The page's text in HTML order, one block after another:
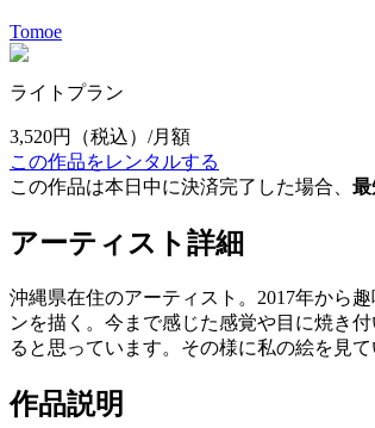
Tomoe
ライトプラン
3,520円
（税込）/月額
この作品をレンタルする
この作品は本日中に決済完了した場合、 最
アーティスト詳細
沖縄県在住のアーティスト。2017年から
ンを描く。今まで感じた感覚や目に焼き
ると思っています。その様に私の絵を見
作品説明